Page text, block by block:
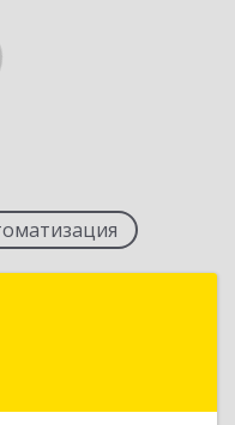
Лодейное Поле г,